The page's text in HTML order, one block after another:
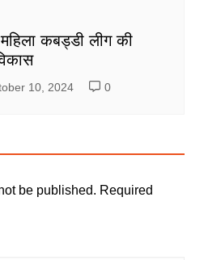
कबड्डी लीग की
10, 2024 0
be published. Required